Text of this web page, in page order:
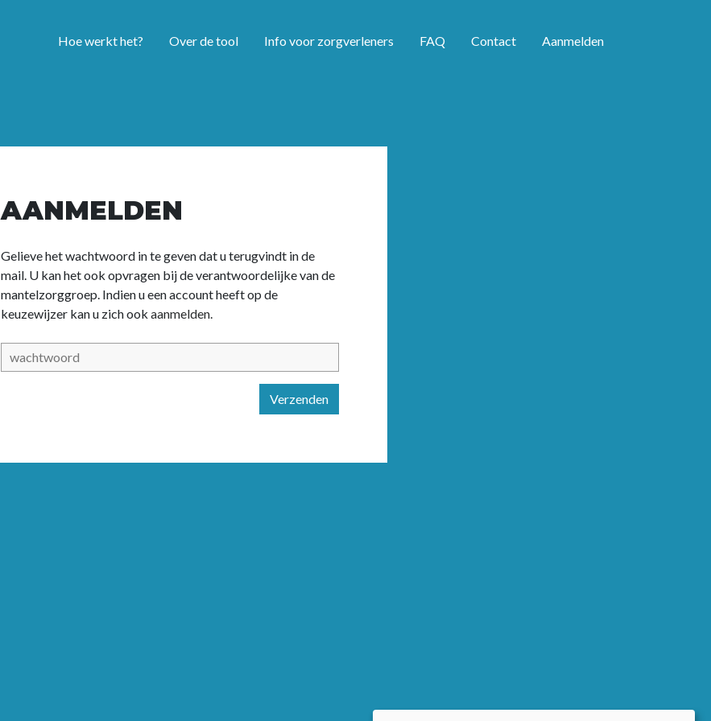
Hoe werkt het? Over de tool Info voor zorgverleners FAQ Contact Aanmelden
AANMELDEN
Gelieve het wachtwoord in te geven dat u terugvindt in de
mail. U kan het ook opvragen bij de verantwoordelijke van de
mantelzorggroep. Indien u een account heeft op de
keuzewijzer kan u zich ook aanmelden.
Verzenden